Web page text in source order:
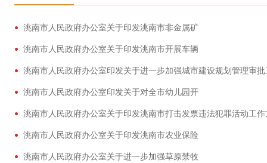
洮南市人民政府办公室关于印发洮南市非金属矿
洮南市人民政府办公室关于印发洮南市开展车辆
洮南市人民政府办公室印发关于进一步加强城市建设规划管理审
洮南市人民政府办公室印发关于对全市幼儿园开
洮南市人民政府办公室关于印发洮南市打击发票违法犯罪活动工
洮南市人民政府办公室关于印发洮南市农业保险
洮南市人民政府办公室关于进一步加强草原禁牧